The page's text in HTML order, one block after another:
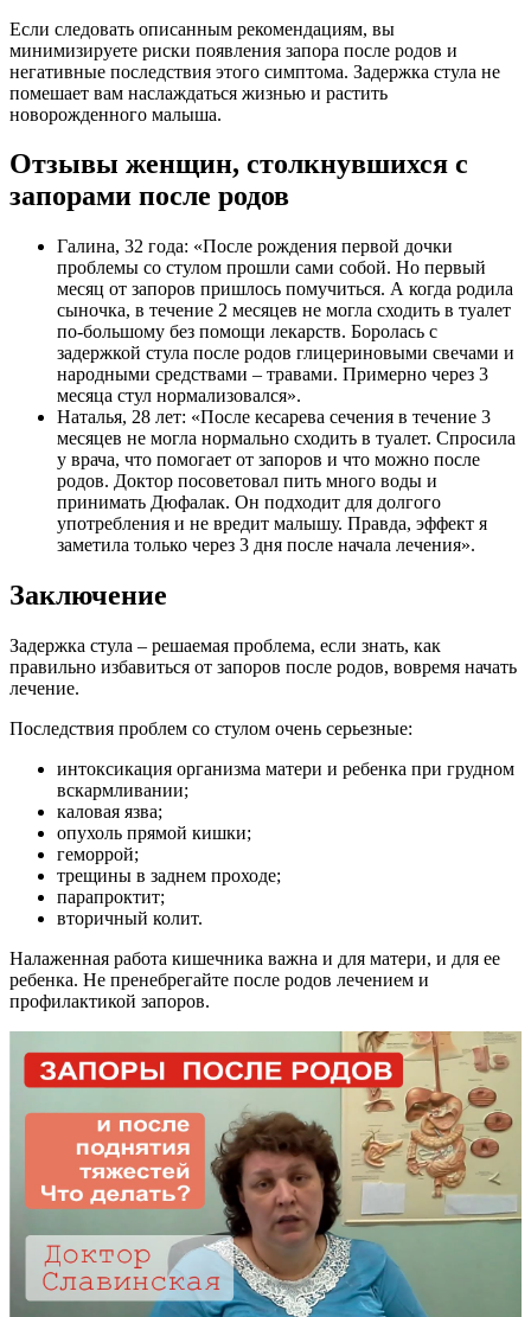
Если следовать описанным рекомендациям, вы
минимизируете риски появления запора после родов и
негативные последствия этого симптома. Задержка стула не
помешает вам наслаждаться жизнью и растить
новорожденного малыша.
Отзывы женщин, столкнувшихся с
запорами после родов
Галина, 32 года: «После рождения первой дочки
проблемы со стулом прошли сами собой. Но первый
месяц от запоров пришлось помучиться. А когда родила
сыночка, в течение 2 месяцев не могла сходить в туалет
по-большому без помощи лекарств. Боролась с
задержкой стула после родов глицериновыми свечами и
народными средствами – травами. Примерно через 3
месяца стул нормализовался».
Наталья, 28 лет: «После кесарева сечения в течение 3
месяцев не могла нормально сходить в туалет. Спросила
у врача, что помогает от запоров и что можно после
родов. Доктор посоветовал пить много воды и
принимать Дюфалак. Он подходит для долгого
употребления и не вредит малышу. Правда, эффект я
заметила только через 3 дня после начала лечения».
Заключение
Задержка стула – решаемая проблема, если знать, как
правильно избавиться от запоров после родов, вовремя начать
лечение.
Последствия проблем со стулом очень серьезные:
интоксикация организма матери и ребенка при грудном
вскармливании;
каловая язва;
опухоль прямой кишки;
геморрой;
трещины в заднем проходе;
парапроктит;
вторичный колит.
Налаженная работа кишечника важна и для матери, и для ее
ребенка. Не пренебрегайте после родов лечением и
профилактикой запоров.